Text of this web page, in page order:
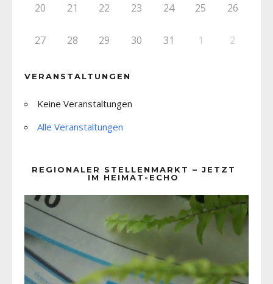
20 21 22 23 24 25 26
27 28 29 30 31 1 2
VERANSTALTUNGEN
Keine Veranstaltungen
Alle Veranstaltungen
REGIONALER STELLENMARKT – JETZT
IM HEIMAT-ECHO
Player